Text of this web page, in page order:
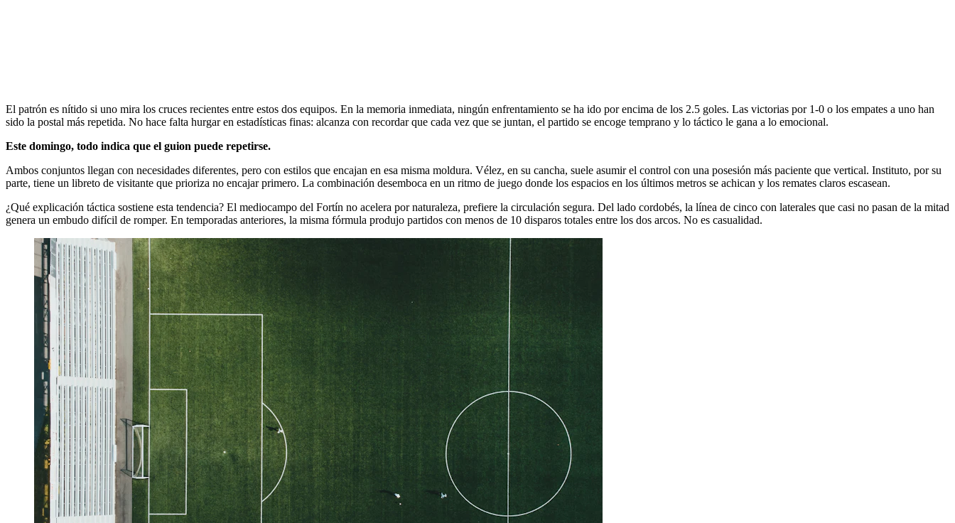
El patrón es nítido si uno mira los cruces recientes entre estos dos equipos. En la memoria inmediata, ningún enfrentamiento se ha ido por encima de los 2.5 goles. Las victorias por 1-0 o los empates a uno han
sido la postal más repetida. No hace falta hurgar en estadísticas finas: alcanza con recordar que cada vez que se juntan, el partido se encoge temprano y lo táctico le gana a lo emocional.
Este domingo, todo indica que el guion puede repetirse.
Ambos conjuntos llegan con necesidades diferentes, pero con estilos que encajan en esa misma moldura. Vélez, en su cancha, suele asumir el control con una posesión más paciente que vertical. Instituto, por su
parte, tiene un libreto de visitante que prioriza no encajar primero. La combinación desemboca en un ritmo de juego donde los espacios en los últimos metros se achican y los remates claros escasean.
¿Qué explicación táctica sostiene esta tendencia? El mediocampo del Fortín no acelera por naturaleza, prefiere la circulación segura. Del lado cordobés, la línea de cinco con laterales que casi no pasan de la mitad
genera un embudo difícil de romper. En temporadas anteriores, la misma fórmula produjo partidos con menos de 10 disparos totales entre los dos arcos. No es casualidad.